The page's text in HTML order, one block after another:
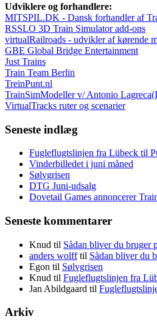
Udviklere og forhandlere:
MITSPIL.DK - Dansk forhandler af
RSSLO 3D Train Simulator add-ons
virtualRailroads - udvikler af kørende
GBE Global Bridge Entertainment
Just Trains
Train Team Berlin
TreinPunt.nl
TrainSimModeller v/ Antonio
VirtualTracks ruter og scenarier
Seneste indlæg
Fugleflugtslinjen fra Lübeck til
Vinderbilledet i juni måned
Sølvgrisen
DTG Juni-udsalg
Dovetail Games annoncerer
Seneste kommentarer
Knud til Sådan bliver du bruger
anders wolfftil Sådan bliver du
Egon til Sølvgrisen
Knud til Fugleflugtslinjen fra
Jan Abildgaard til
Arkiv